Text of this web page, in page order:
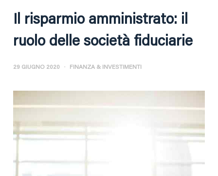
e
u
Il risparmio amministrato: il
ruolo delle società fiduciarie
29 GIUGNO 2020 FINANZA & INVESTIMENTI